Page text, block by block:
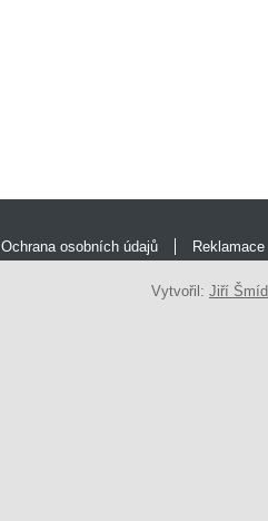
Ochrana osobních údajů Reklamace
Vytvořil: Jiří Šmíd